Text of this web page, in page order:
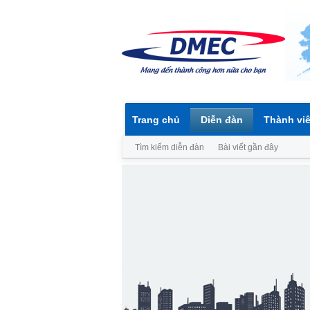
Trang chủ Diễn đàn
Tìm kiếm diễn đàn Bài viết gần đây
Thành